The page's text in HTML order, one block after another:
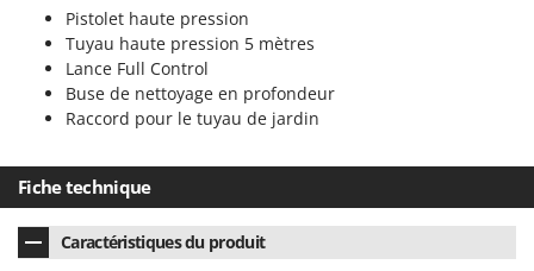
Pistolet haute pression
Tuyau haute pression 5 mètres
Lance Full Control
Buse de nettoyage en profondeur
Raccord pour le tuyau de jardin
Fiche technique
Caractéristiques du produit